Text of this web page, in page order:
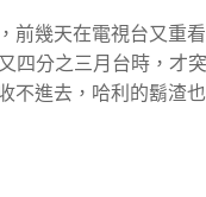
前幾天在電視台又重
四分之三月台時，才
不進去，哈利的鬍渣